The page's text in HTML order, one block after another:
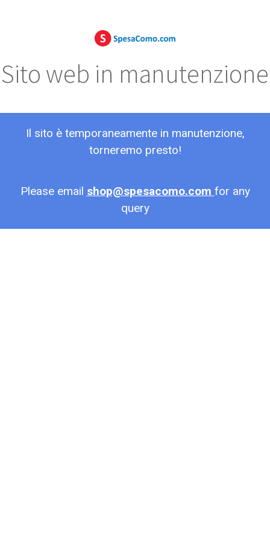
Sito web in manutenzione
Il sito è temporaneamente in manutenzione,
torneremo presto!
Please email shop@spesacomo.com for any
query